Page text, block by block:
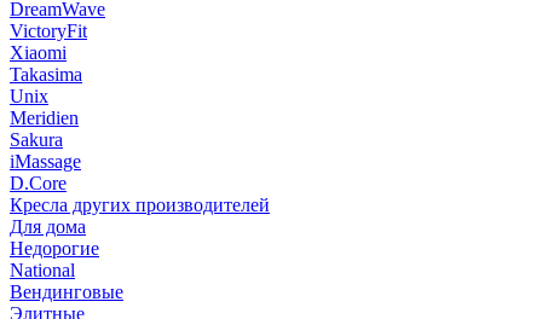
DreamWave
VictoryFit
Xiaomi
Takasima
Unix
Meridien
Sakura
iMassage
D.Core
Кресла других производителей
Для дома
Недорогие
National
Вендинговые
Элитные